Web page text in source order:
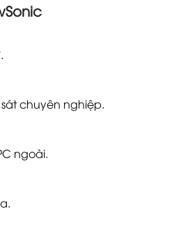
chuyên nghiệp.
ngoài.